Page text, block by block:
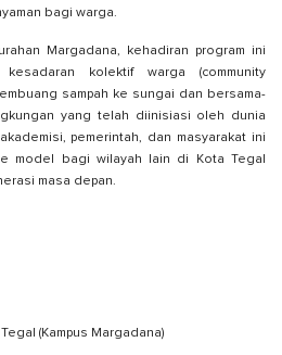
bagi warga.
Margadana, kehadiran program ini
kesadaran kolektif warga (community
sampah ke sungai dan bersama-
yang telah diinisiasi oleh dunia
pemerintah, dan masyarakat ini
model bagi wilayah lain di Kota Tegal
masa depan.
(Kampus Margadana)